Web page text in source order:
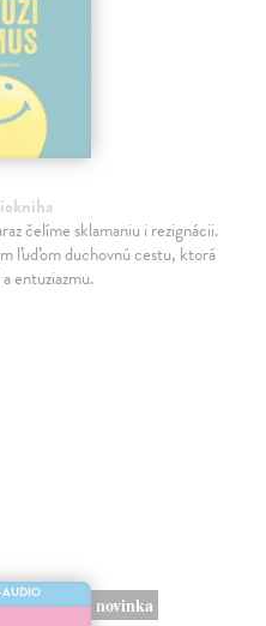
čelíme sklamaniu i rezignácii.
ľuďom duchovnú cestu, ktorá
entuziazmu.
AUDIO
novinka